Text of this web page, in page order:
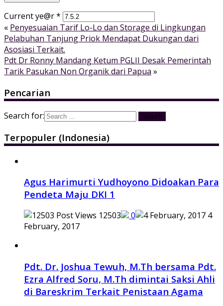
Current ye@r*
« Penyesuaian Tarif Lo-Lo dan Storage di Lingkungan
Pelabuhan Tanjung Priok Mendapat Dukungan dari
Asosiasi Terkait.
Pdt Dr Ronny Mandang Ketum PGLII Desak Pemerintah
Tarik Pasukan Non Organik dari Papua »
Pencarian
Search for:
Terpopuler (Indonesia)
Agus Harimurti Yudhoyono Didoakan Para
Pendeta Maju DKI 1
12503 0
4
February, 2017
Pdt. Dr. Joshua Tewuh, M.Th bersama Pdt.
Ezra Alfred Soru, M.Th dimintai Saksi Ahli
di Bareskrim Terkait Penistaan Agama